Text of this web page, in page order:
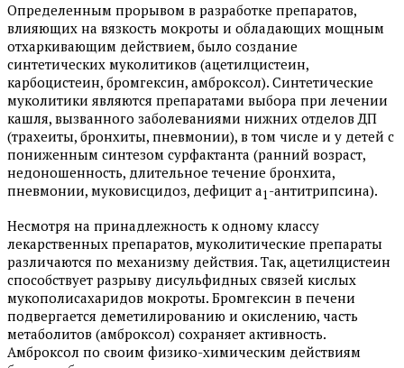
Определенным прорывом в разработке препаратов,
влияющих на вязкость мокроты и обладающих мощным
отхаркивающим действием, было создание
синтетических муколитиков (ацетилцистеин,
карбоцистеин, бромгексин, амброксол). Синтетические
муколитики являются препаратами выбора при лечении
кашля, вызванного заболеваниями нижних отделов ДП
(трахеиты, бронхиты, пневмонии), в том числе и у детей с
пониженным синтезом сурфактанта (ранний возраст,
недоношенность, длительное течение бронхита,
пневмонии, муковисцидоз, дефицит а1-антитрипсина).
Несмотря на принадлежность к одному классу
лекарственных препаратов, муколитические препараты
различаются по механизму действия. Так, ацетилцистеин
способствует разрыву дисульфидных связей кислых
мукополисахаридов мокроты. Бромгексин в печени
подвергается деметилированию и окислению, часть
метаболитов (амброксол) сохраняет активность.
Амброксол по своим физико-химическим действиям